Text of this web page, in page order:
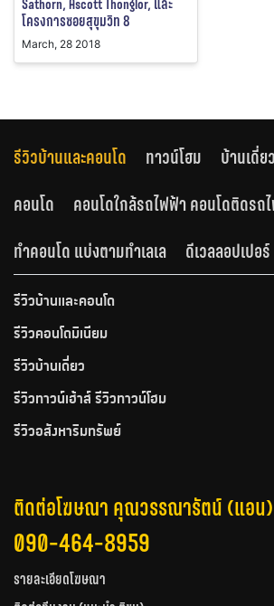
โครงการซอยสุขุมวิท 8
March, 28 2018
รีวิวบ้านและคอนโด ทาวน์โฮม
บ้านเดี่
คอนโด
คอนโดใกล้รถไฟฟ้า คอนโดติดรถ
ทำคอนโด แบ่งตามทำเลเล
ดีเวลลอปเปอร์
รีวิวบ้านและคอนโด
รีวิวคอนโดมิเนียม
รีวิวบ้านเดี่ยว
รีวิวทาวน์เฮ้าส์ รีวิวทาวน์โฮม
รีวิวอสังหาริมทรัพย์
ติดต่อโฆษณา คุณวรรณารัตน์ (แอน)
090-464-8959
รายละเอียดโฆษณา